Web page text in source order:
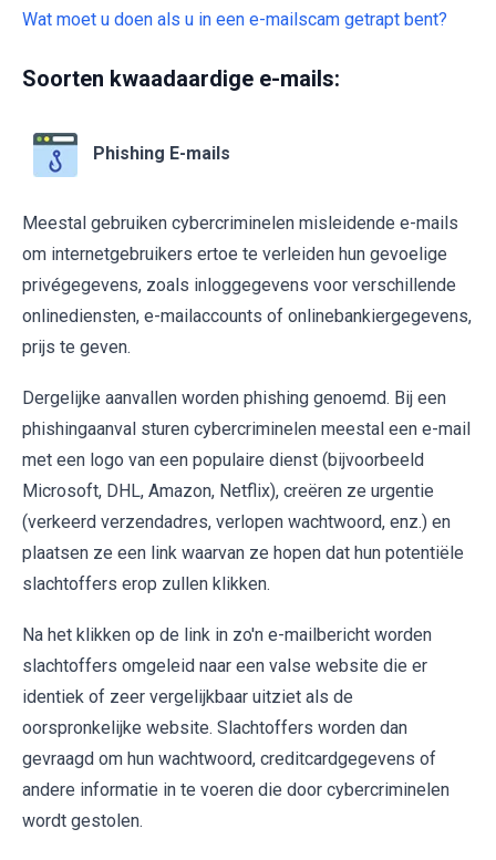
Wat moet u doen als u in een e-mailscam getrapt bent?
Soorten kwaadaardige e-mails:
Phishing E-mails
Meestal gebruiken cybercriminelen misleidende e-mails
om internetgebruikers ertoe te verleiden hun gevoelige
privégegevens, zoals inloggegevens voor verschillende
onlinediensten, e-mailaccounts of onlinebankiergegevens,
prijs te geven.
Dergelijke aanvallen worden phishing genoemd. Bij een
phishingaanval sturen cybercriminelen meestal een e-mail
met een logo van een populaire dienst (bijvoorbeeld
Microsoft, DHL, Amazon, Netflix), creëren ze urgentie
(verkeerd verzendadres, verlopen wachtwoord, enz.) en
plaatsen ze een link waarvan ze hopen dat hun potentiële
slachtoffers erop zullen klikken.
Na het klikken op de link in zo'n e-mailbericht worden
slachtoffers omgeleid naar een valse website die er
identiek of zeer vergelijkbaar uitziet als de
oorspronkelijke website. Slachtoffers worden dan
gevraagd om hun wachtwoord, creditcardgegevens of
andere informatie in te voeren die door cybercriminelen
wordt gestolen.